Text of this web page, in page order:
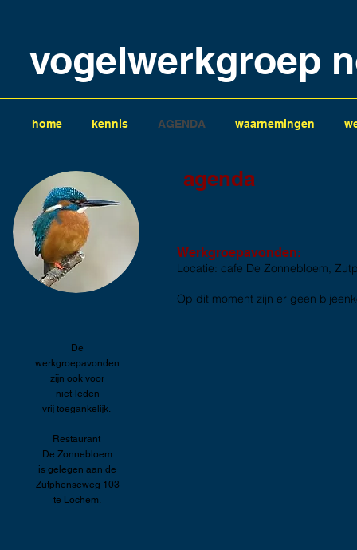
De
werkgroepavonden
zijn ook voor
niet-leden
vrij toegankelijk.
Restaurant
De Zonnebloem
is gelegen aan de
Zutphenseweg 103
te Lochem.
agenda
Werkgroepavonden:
Locatie: cafe De Zonnebloem,
Op dit moment zijn er geen
vogelwerkgroep
home kennis AGENDA waarnemingen